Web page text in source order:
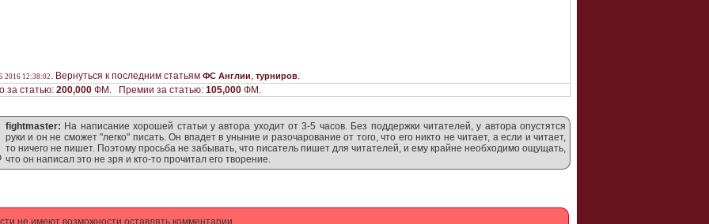
2016 12:38:02 . Вернуться к последним статьям ФС Англии, турниров.
за статью: 200,000 ФМ. Премии за статью: 105,000 ФМ.
fightmaster: На написание хорошей статьи у автора уходит от 3-5 часов. Без поддержки читателей, у автора опустятся
руки и он не сможет "легко" писать. Он впадет в уныние и разочарование от того, что его никто не читает, а если и читает,
то ничего не пишет. Поэтому просьба не забывать, что писатель пишет для читателей, и ему крайне необходимо ощущать,
что он написал это не зря и кто-то прочитал его творение.
не имеют возможности оставлять комментарии.